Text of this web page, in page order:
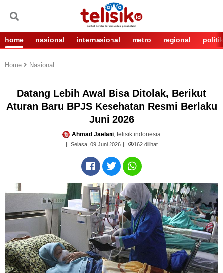
home nasional internasional metro regional politik
Home Nasional
Datang Lebih Awal Bisa Ditolak, Berikut
Aturan Baru BPJS Kesehatan Resmi Berlaku
Juni 2026
Ahmad Jaelani, telisik indonesia
Selasa, 09 Juni 2026 162dilihat